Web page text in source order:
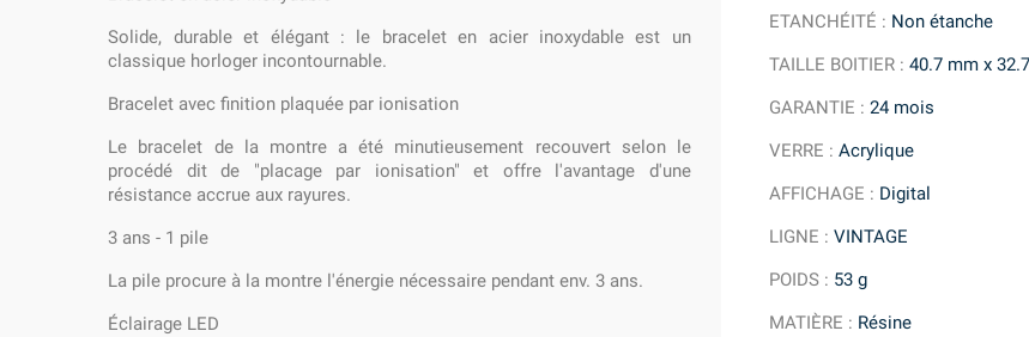
ETANCHÉITÉ : Non étanche
TAILLE BOITIER: 40.7 mm x
GARANTIE : 24 mois
VERRE : Acrylique
AFFICHAGE : Digital
LIGNE : VINTAGE
POIDS: 53 g
MATIÈRE : Résine
Solide, durable et élégant : le bracelet en acier inoxydable est un
classique horloger incontournable.
Bracelet avec finition plaquée par ionisation
Le bracelet de la montre a été minutieusement recouvert selon le
procédé dit de "placage par ionisation" et offre l'avantage d'une
résistance accrue aux rayures.
3 ans - 1 pile
La pile procure à la montre l'énergie nécessaire pendant env. 3 ans.
Éclairage LED